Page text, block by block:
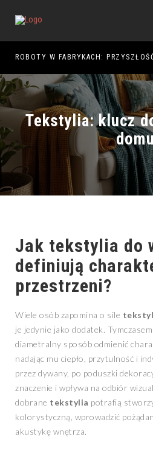
ROBOTY W FABRYKACH:
Tekstylia: klucz
domu
Jak tekstylia do
definiują
przestrzeni?
Wiele osób zapomina o sile
je jedynie jako dodatek.
diametralny sposób odmienić
nadając mu ciepło, przytulność i
przez dywany, po poduszki
znaczenie i wpływa na odbiór
dobrane tekstylia potrafią
kolorystyczną, wprowadzić
akustykę wnętrza.